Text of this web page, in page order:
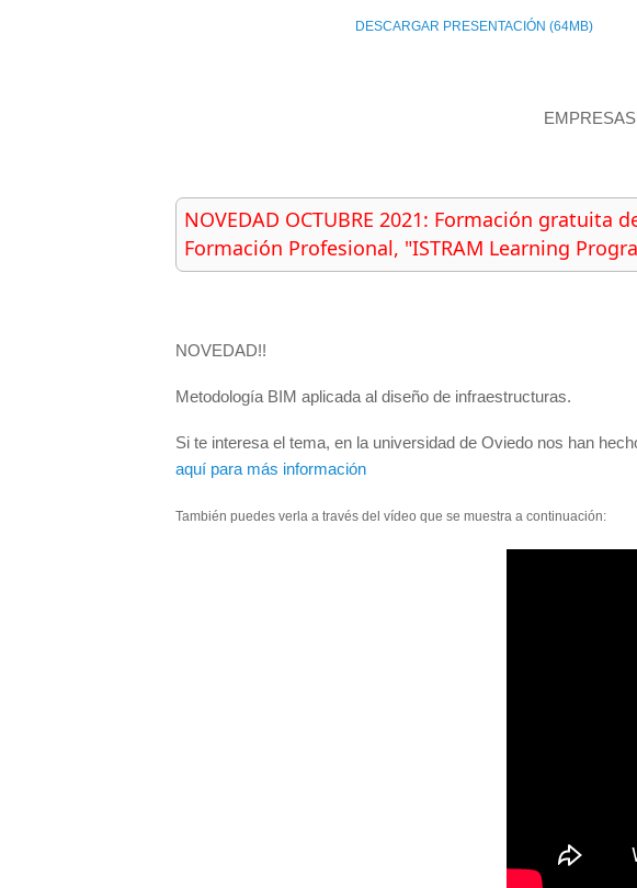
DESCARGAR PRESENTACIÓN (64MB)
NOVEDAD OCTUBRE 2021: Formación gratuita
Formación Profesional, "ISTRAM Learning
NOVEDAD!!
Metodología BIM aplicada al diseño de infraestructuras.
Si te interesa el tema, en la universidad de Oviedo nos han
aquí para más información
También puedes verla a través del vídeo que se muestra a continuación: